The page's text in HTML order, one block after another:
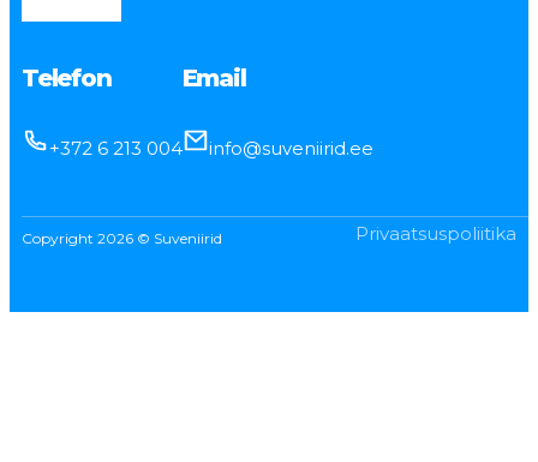
Telefon
+372 6 213 004
Email
info@suveniirid.ee
Copyright 2026 © Suveniirid Privaatsuspoliitika